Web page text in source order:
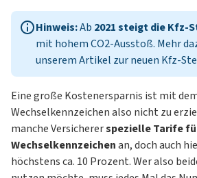
Hinweis:Ab 2021 steigt die Kfz-
mit hohem CO2-Ausstoß. Mehr
unserem Artikel zurneuen Kfz-
Eine große Kostenersparnis ist mit
Wechselkennzeichen also nicht zu
manche Versichererspezielle Tarife
Wechselkennzeichenan, doch auch
höchstens ca. 10 Prozent. Wer also